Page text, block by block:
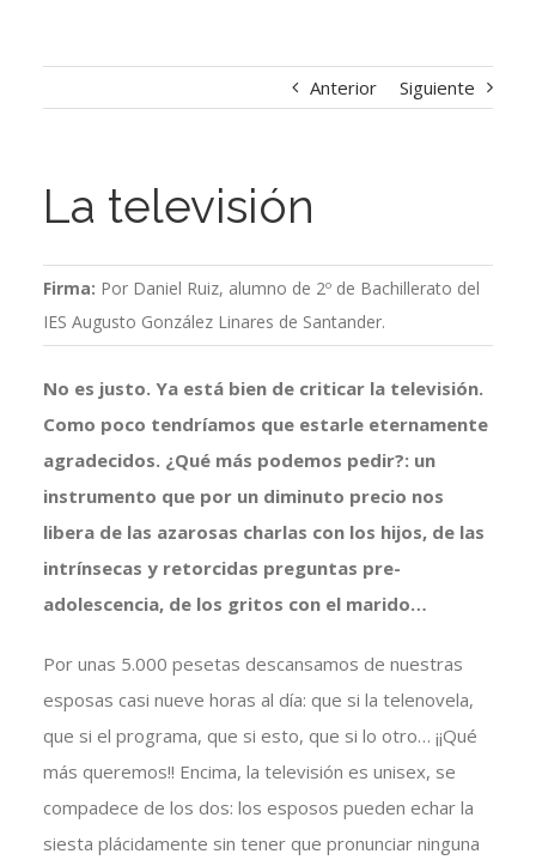
Anterior Siguiente
La televisión
Firma: Por Daniel Ruiz, alumno de 2º de Bachillerato del
IES Augusto González Linares de Santander.
No es justo. Ya está bien de criticar la televisión.
Como poco tendríamos que estarle eternamente
agradecidos. ¿Qué más podemos pedir?: un
instrumento que por un diminuto precio nos
libera de las azarosas charlas con los hijos, de las
intrínsecas y retorcidas preguntas pre-
adolescencia, de los gritos con el marido…
Por unas 5.000 pesetas descansamos de nuestras
esposas casi nueve horas al día: que si la telenovela,
que si el programa, que si esto, que si lo otro… ¡¡Qué
más queremos!! Encima, la televisión es unisex, se
compadece de los dos: los esposos pueden echar la
siesta plácidamente sin tener que pronunciar ninguna